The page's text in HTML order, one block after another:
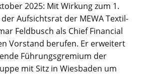
2025: Mit Wirkung zum 1.
Aufsichtsrat der MEWA Textil-
Feldbusch als Chief Financial
Vorstand berufen. Er erweitert
Führungsgremium der
mit Sitz in Wiesbaden um